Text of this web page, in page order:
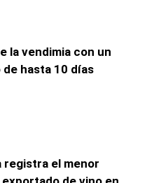
la vendimia con un
de hasta 10 días
registra el menor